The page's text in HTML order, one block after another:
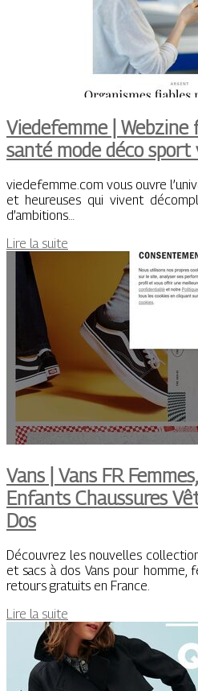
Viedefemme |
santé mode déco sport
viedefemme.com vous ouvre
et heureuses qui vivent
d’ambitions…
Lire la suite
Vans | Vans FR
Enfants Chaussures
Dos
Découvrez les nouvelles
et sacs à dos Vans pour homme,
retours gratuits en France.
Lire la suite